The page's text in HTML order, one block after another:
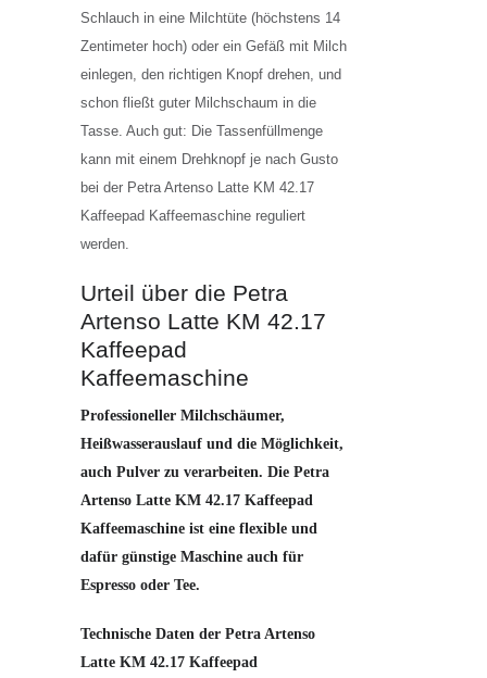
Schlauch in eine Milchtüte (höchstens 14
Zentimeter hoch) oder ein Gefäß mit Milch
einlegen, den richtigen Knopf drehen, und
schon fließt guter Milchschaum in die
Tasse. Auch gut: Die Tassenfüllmenge
kann mit einem Drehknopf je nach Gusto
bei der Petra Artenso Latte KM 42.17
Kaffeepad Kaffeemaschine reguliert
werden.
Urteil über die Petra
Artenso Latte KM 42.17
Kaffeepad
Kaffeemaschine
Professioneller Milchschäumer,
Heißwasserauslauf und die Möglichkeit,
auch Pulver zu verarbeiten. Die Petra
Artenso Latte KM 42.17 Kaffeepad
Kaffeemaschine ist eine flexible und
dafür günstige Maschine auch für
Espresso oder Tee.
Technische Daten der Petra Artenso
Latte KM 42.17 Kaffeepad